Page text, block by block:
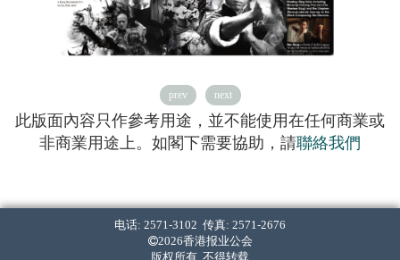
prev next
此版面內容只作參考用途，並不能使用在任何商業或
非商業用途上。如閣下需要協助，請聯絡我們
电话: 2571-3102 传真: 2571-2676
2026香港报业公会
版权所有 不得转载